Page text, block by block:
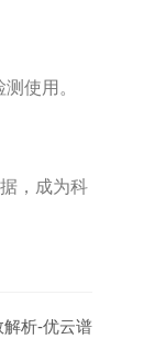
使用。
，成为科
析-优云谱